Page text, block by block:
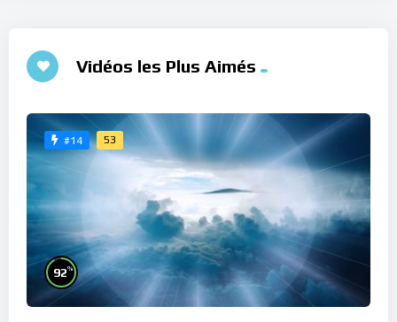
Vidéos les Plus Aimés
#14 53
92%